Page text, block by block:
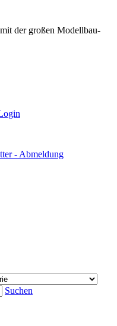
der großen Modellbau-
- Abmeldung
Suchen